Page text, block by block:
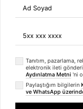
Bülten Üyeliği
Tanıtım, pazarlama,
elektronik ileti
Aydınlatma Metni 'ni
Paylaştığım bilgilerin
ve WhatsApp